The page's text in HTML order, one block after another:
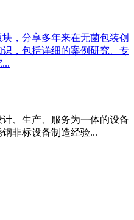
，分享多年来在无菌包装创
，包括详细的案例研究、专
、生产、服务为一体的设备
非标设备制造经验...